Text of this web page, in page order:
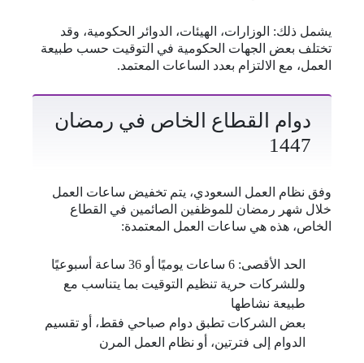
يشمل ذلك: الوزارات، الهيئات، الدوائر الحكومية، وقد
تختلف بعض الجهات الحكومية في التوقيت حسب طبيعة
العمل، مع الالتزام بعدد الساعات المعتمد.
دوام القطاع الخاص في رمضان
1447
وفق نظام العمل السعودي، يتم تخفيض ساعات العمل
خلال شهر رمضان للموظفين الصائمين في القطاع
الخاص، هذه هي ساعات العمل المعتمدة:
الحد الأقصى: 6 ساعات يوميًا أو 36 ساعة أسبوعيًا
وللشركات حرية تنظيم التوقيت بما يتناسب مع
طبيعة نشاطها
بعض الشركات تطبق دوام صباحي فقط، أو تقسيم
الدوام إلى فترتين، أو نظام العمل المرن